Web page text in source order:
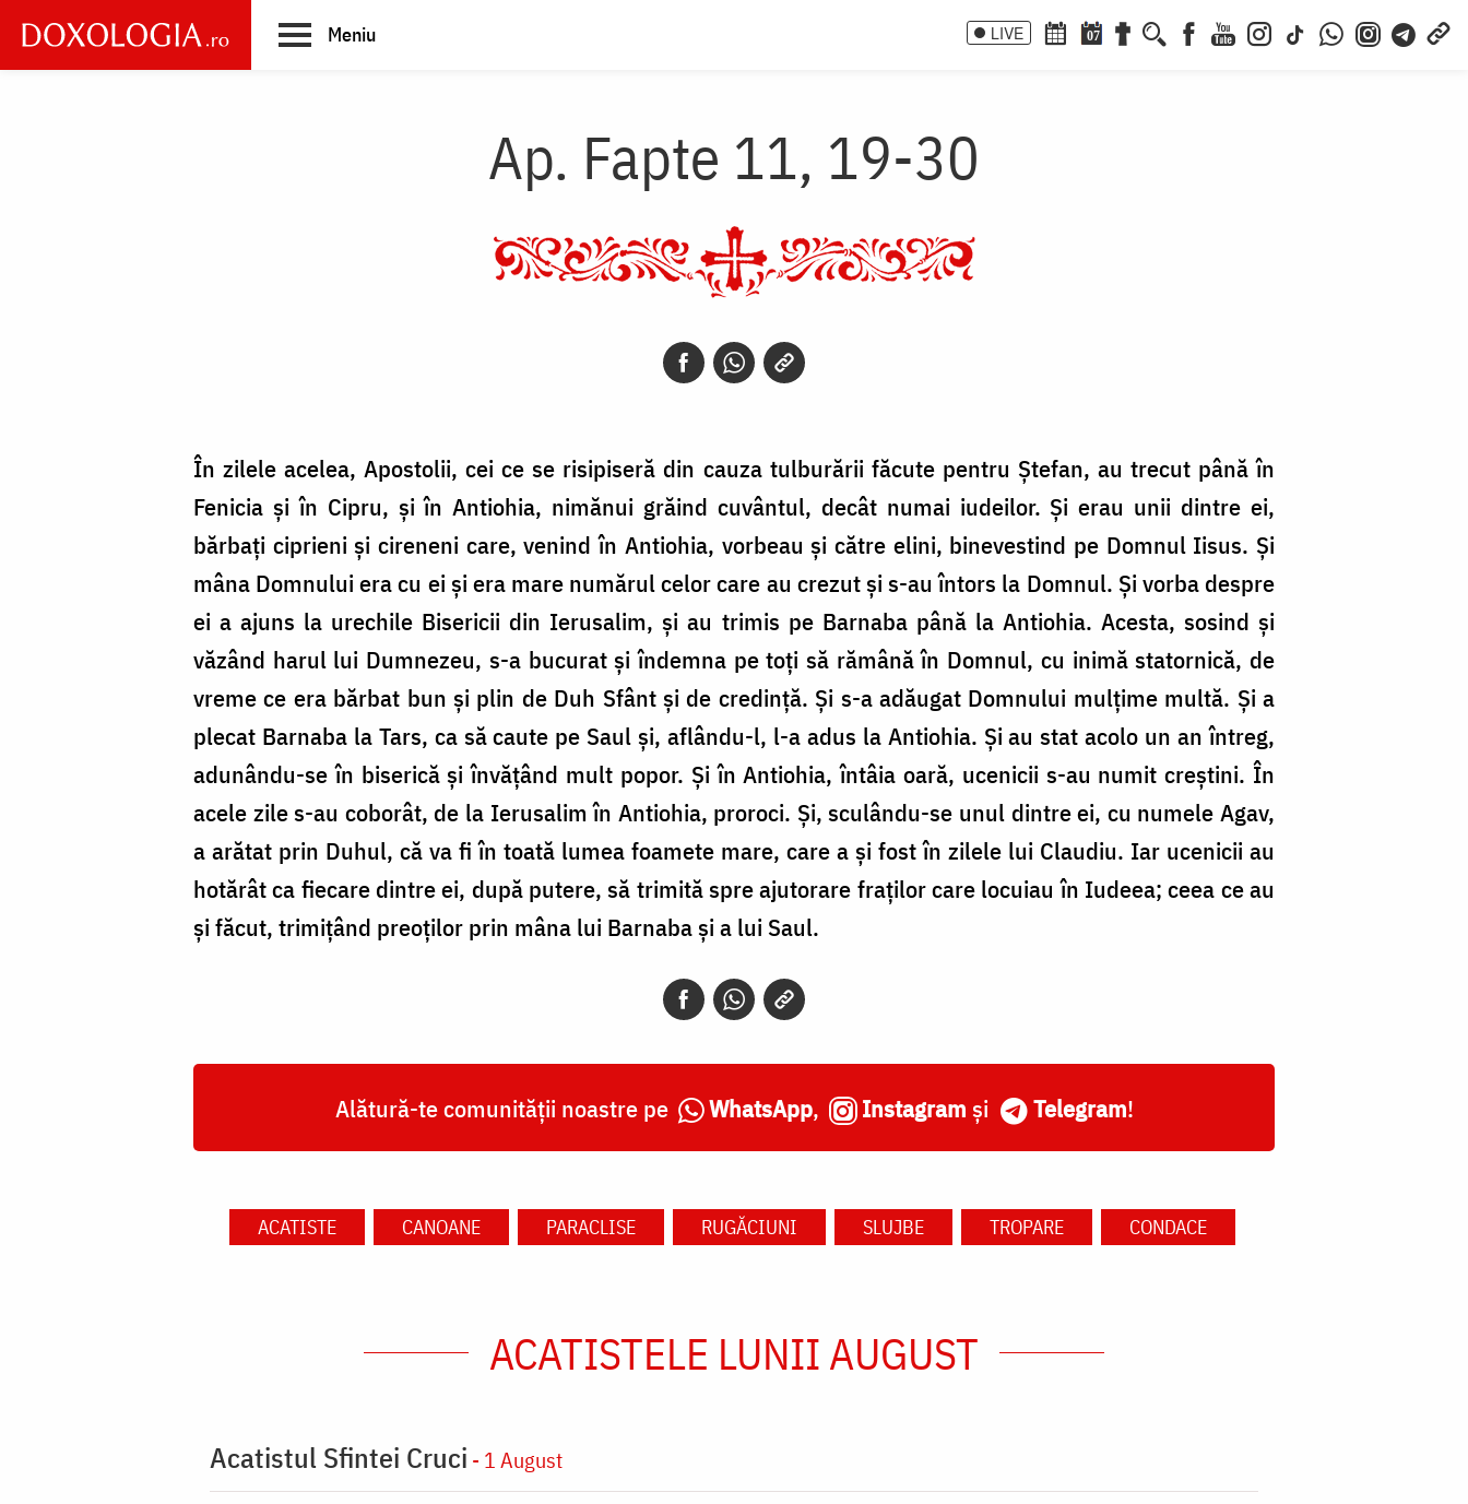
main
Meniu LIVE 07
Ap. Fapte 11, 19-30
În zilele acelea, Apostolii, cei ce se risipiseră din cauza tulburării făcute pentru Ștefan, au trecut până în
Fenicia și în Cipru, și în Antiohia, nimănui grăind cuvântul, decât numai iudeilor. Și erau unii dintre ei,
bărbați ciprieni și cireneni care, venind în Antiohia, vorbeau și către elini, binevestind pe Domnul Iisus. Și
mâna Domnului era cu ei și era mare numărul celor care au crezut și s-au întors la Domnul. Și vorba despre
ei a ajuns la urechile Bisericii din Ierusalim, și au trimis pe Barnaba până la Antiohia. Acesta, sosind și
văzând harul lui Dumnezeu, s-a bucurat și îndemna pe toți să rămână în Domnul, cu inimă statornică, de
vreme ce era bărbat bun și plin de Duh Sfânt și de credință. Și s-a adăugat Domnului mulțime multă. Și a
plecat Barnaba la Tars, ca să caute pe Saul și, aflându-l, l-a adus la Antiohia. Și au stat acolo un an întreg,
adunându-se în biserică și învățând mult popor. Și în Antiohia, întâia oară, ucenicii s-au numit creștini. În
acele zile s-au coborât, de la Ierusalim în Antiohia, proroci. Și, sculându-se unul dintre ei, cu numele Agav,
a arătat prin Duhul, că va fi în toată lumea foamete mare, care a și fost în zilele lui Claudiu. Iar ucenicii au
hotărât ca fiecare dintre ei, după putere, să trimită spre ajutorare fraților care locuiau în Iudeea; ceea ce au
și făcut, trimițând preoților prin mâna lui Barnaba și a lui Saul.
Alătură-te comunității noastre pe WhatsApp, Instagram și Telegram!
ACATISTE CANOANE PARACLISE RUGĂCIUNI SLUJBE TROPARE CONDACE
ACATISTELE LUNII AUGUST
Acatistul Sfintei Cruci - 1 August